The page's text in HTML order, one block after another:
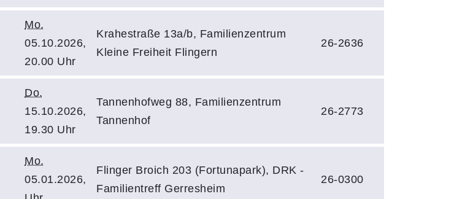
Mo.
05.10.2026,
20.00 Uhr
Krahestraße 13a/b, Familienzentrum
Kleine Freiheit Flingern
26-2636
Do.
15.10.2026,
19.30 Uhr
Tannenhofweg 88, Familienzentrum
Tannenhof
26-2773
Mo.
05.01.2026,
Flinger Broich 203 (Fortunapark), DRK -
Familientreff Gerresheim
26-0300